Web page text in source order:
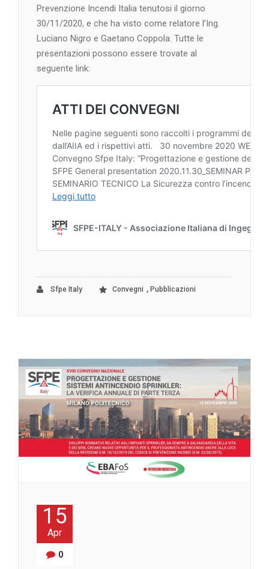
Prevenzione Incendi Italia tenutosi il giorno
30/11/2020, e che ha visto come relatore l’Ing.
Luciano Nigro e Gaetano Coppola. Tutte le
presentazioni possono essere trovate al
seguente link:
Sfpe Italy Convegni , Pubblicazioni
15
Apr
0